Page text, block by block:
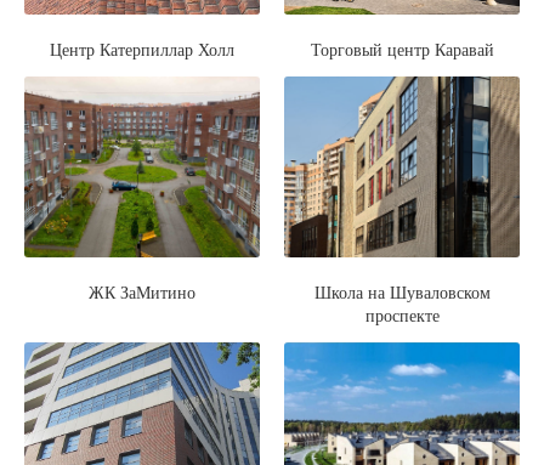
Центр Катерпиллар Холл Торговый центр Каравай
ЖК ЗаМитино
Школа на Шуваловском
проспекте